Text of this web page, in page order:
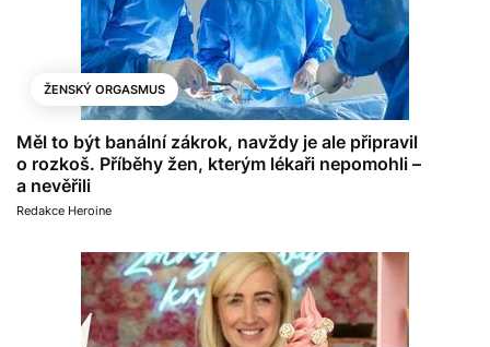
ŽENSKÝ ORGASMUS
Měl to být banální zákrok, navždy je ale připravil
o rozkoš. Příběhy žen, kterým lékaři nepomohli –
a nevěřili
Redakce Heroine